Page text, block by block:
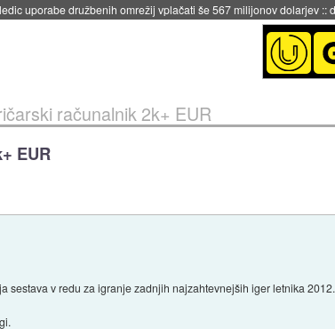
inteligence doslej::včeraj ob 21:37
računalnik 2k+ EUR
EUR
sestava v redu za igranje zadnjih najzahtevnejših iger letnika 2012.